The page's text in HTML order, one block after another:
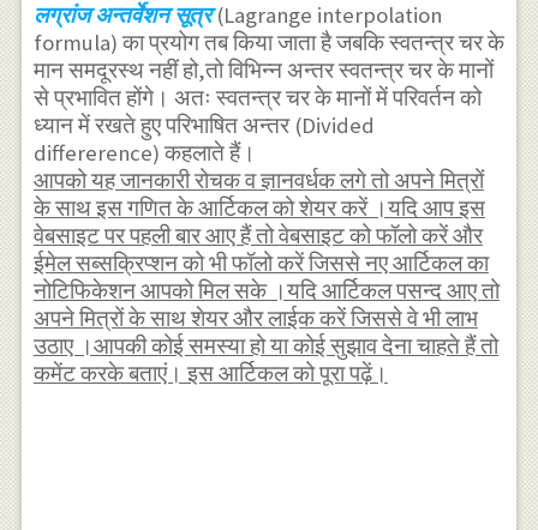
लग्रांज अन्तर्वेशन सूत्र(Lagrange interpolation
formula) का प्रयोग तब किया जाता है जबकि स्वतन्त्र चर के
मान समदूरस्थ नहीं हो,तो विभिन्न अन्तर स्वतन्त्र चर के मानों
से प्रभावित होंगे। अतः स्वतन्त्र चर के मानों में परिवर्तन को
ध्यान में रखते हुए परिभाषित अन्तर (Divided
differerence) कहलाते हैं।
आपको यह जानकारी रोचक व ज्ञानवर्धक लगे तो अपने मित्रों
के साथ इस गणित के आर्टिकल को शेयर करें ।यदि आप इस
वेबसाइट पर पहली बार आए हैं तो वेबसाइट को फॉलो करें और
ईमेल सब्सक्रिप्शन को भी फॉलो करें जिससे नए आर्टिकल का
नोटिफिकेशन आपको मिल सके ।यदि आर्टिकल पसन्द आए तो
अपने मित्रों के साथ शेयर और लाईक करें जिससे वे भी लाभ
उठाए ।आपकी कोई समस्या हो या कोई सुझाव देना चाहते हैं तो
कमेंट करके बताएं। इस आर्टिकल को पूरा पढ़ें।